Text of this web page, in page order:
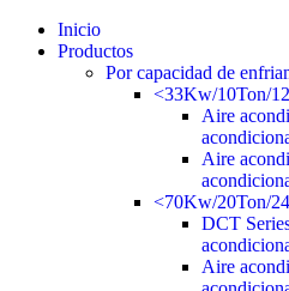
Inicio
Productos
Por capacidad de
<33Kw/10Ton/
Aire
Aire
<70Kw/20Ton/
DCT
Aire